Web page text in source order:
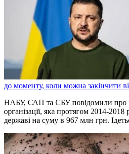
до моменту, коли можна закінчити
НАБУ, САП та СБУ повідомили про
організації, яка протягом 2014-2018
державі на суму в 967 млн грн.